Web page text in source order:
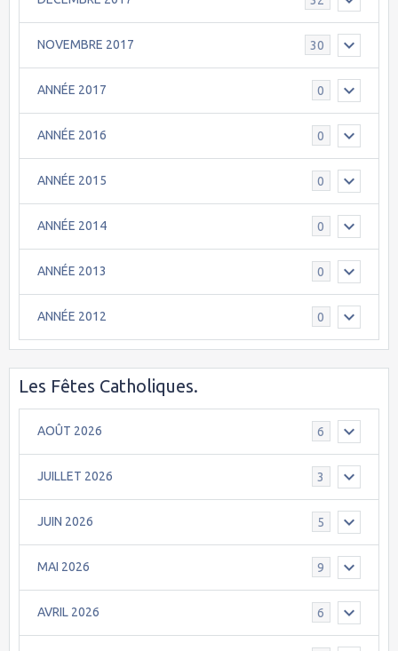
NOVEMBRE 2017 30
ANNÉE 2017 0
ANNÉE 2016 0
ANNÉE 2015 0
ANNÉE 2014 0
ANNÉE 2013 0
ANNÉE 2012 0
Les Fêtes Catholiques.
AOÛT 2026 6
JUILLET 2026 3
JUIN 2026 5
MAI 2026 9
AVRIL 2026 6